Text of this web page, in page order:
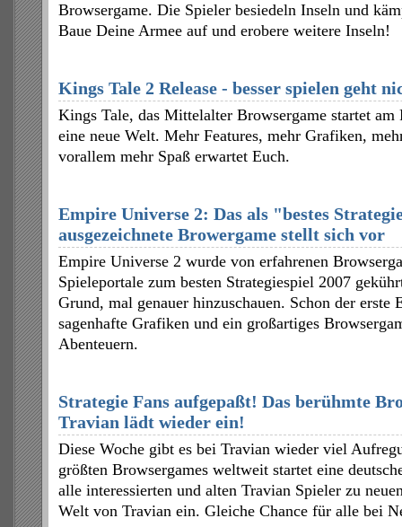
Browsergame. Die Spieler besiedeln Inseln und
Baue Deine Armee auf und erobere weitere Inseln!
Kings Tale 2 Release - besser spielen geht
Kings Tale, das Mittelalter Browsergame startet am
eine neue Welt. Mehr Features, mehr Grafiken,
vorallem mehr Spaß erwartet Euch.
Empire Universe 2: Das als "bestes
ausgezeichnete Browergame stellt sich vor
Empire Universe 2 wurde von erfahrenen
Spieleportale zum besten Strategiespiel 2007
Grund, mal genauer hinzuschauen. Schon der erste
sagenhafte Grafiken und ein großartiges
Abenteuern.
Strategie Fans aufgepaßt! Das berühmte
Travian lädt wieder ein!
Diese Woche gibt es bei Travian wieder viel
größten Browsergames weltweit startet eine
alle interessierten und alten Travian Spieler zu
Welt von Travian ein. Gleiche Chance für alle bei